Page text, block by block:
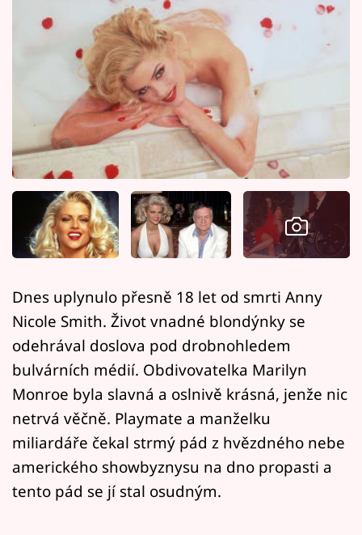
Seriály
Horoskopy
Sledujte prima+
Filmový festival Karlovy Vary
Pořady
Mámy sobě
Sledujte nás
Dnes uplynulo přesně 18 let od smrti Anny
Nicole Smith. Život vnadné blondýnky se
odehrával doslova pod drobnohledem
bulvárních médií. Obdivovatelka Marilyn
Monroe byla slavná a oslnivě krásná, jenže nic
netrvá věčně. Playmate a manželku
miliardáře čekal strmý pád z hvězdného nebe
amerického showbyznysu na dno propasti a
tento pád se jí stal osudným.